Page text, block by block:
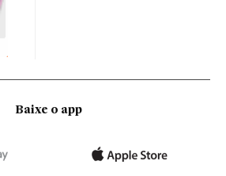
Baixe o app